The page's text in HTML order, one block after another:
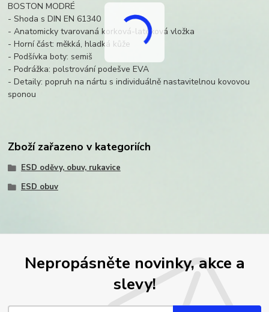
BOSTON MODRÉ
- Shoda s DIN EN 61340
- Anatomicky tvarovaná korková-latexová vložka
- Horní část: měkká, hladká kůže
- Podšívka boty: semiš
- Podrážka: polstrování podešve EVA
- Detaily: popruh na nártu s individuálně nastavitelnou kovovou
sponou
Zboží zařazeno v kategoriích
ESD oděvy, obuv, rukavice
ESD obuv
Nepropásněte novinky, akce a
slevy!